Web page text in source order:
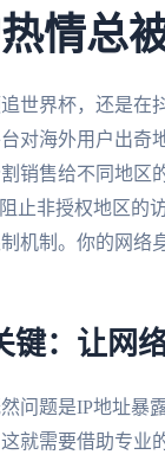
情总
世界杯，还是在
对海外用户出奇
销售给不同地区
止非授权地区的
机制。你的网络
键：让网
问题是IP地址暴
就需要借助专业